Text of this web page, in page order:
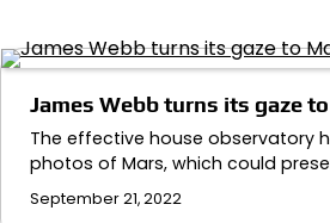
James Webb turns its gaze
The effective house observatory
photos of Mars, which could
September 21, 2022